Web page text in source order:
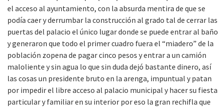
el acceso al ayuntamiento, con la absurda mentira de que se
podía caer y derrumbar la construcción al grado tal de cerrar las
puertas del palacio el único lugar donde se puede entrar al baño
y generaron que todo el primer cuadro fuera el “miadero” de la
población zopena de pagar cinco pesos y entrar a un camión
maloliente y sin agua lo que sin duda dejó bastante dinero, así
las cosas un presidente bruto en la arenga, impuntual y patan
por impedir el libre acceso al palacio municipal y hacer su fiesta
particular y familiar en su interior por eso la gran rechifla que